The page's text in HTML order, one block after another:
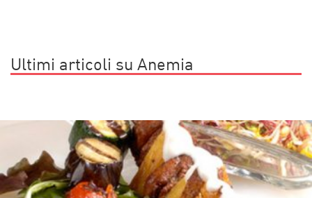
Ultimi articoli su Anemia